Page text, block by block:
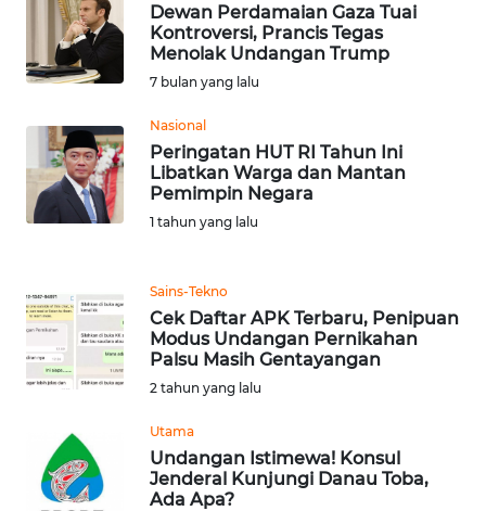
Dewan Perdamaian Gaza Tuai
Kontroversi, Prancis Tegas
Menolak Undangan Trump
7 bulan yang lalu
Nasional
Peringatan HUT RI Tahun Ini
Libatkan Warga dan Mantan
Pemimpin Negara
1 tahun yang lalu
Sains-Tekno
Cek Daftar APK Terbaru, Penipuan
Modus Undangan Pernikahan
Palsu Masih Gentayangan
2 tahun yang lalu
Utama
Undangan Istimewa! Konsul
Jenderal Kunjungi Danau Toba,
Ada Apa?
PENDIDIKAN
OLAHRAGA
OPINI
EDITORIAL
INDEKS
BERITA
KONTAK
INFO
IKLAN